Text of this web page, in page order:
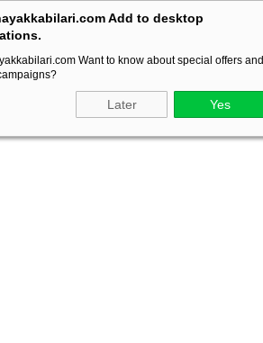
Add to desktop
Want to know about special offers and
Later Yes